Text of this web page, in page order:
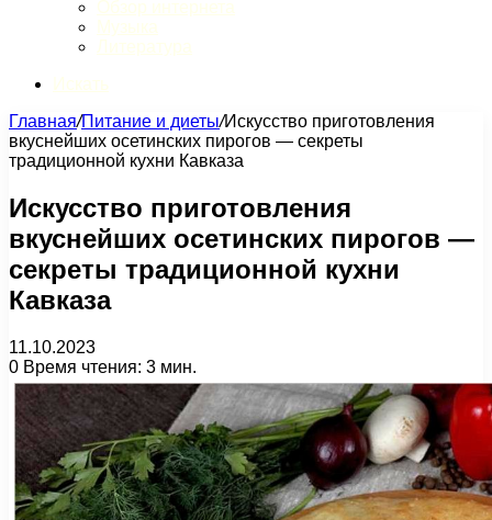
Главная/Питание и диеты/Искусство приготовления
вкуснейших осетинских пирогов — секреты
традиционной кухни Кавказа
Искусство приготовления
вкуснейших осетинских пирогов —
секреты традиционной кухни
Кавказа
11.10.2023
0 Время чтения: 3 мин.